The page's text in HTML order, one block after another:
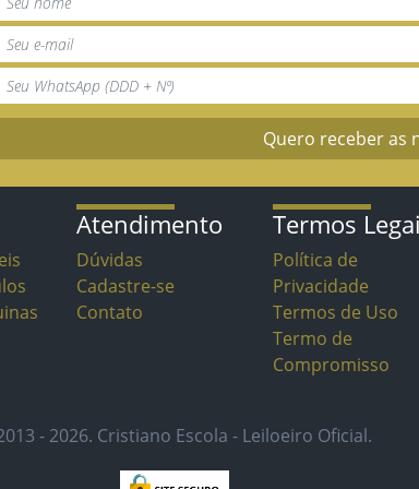
Quero receber as
Atendimento
Dúvidas
Cadastre-se
Contato
Termos
Política de
Privacidade
Termos de Uso
Termo de
Compromisso
- 2026. Cristiano Escola - Leiloeiro Oficial.